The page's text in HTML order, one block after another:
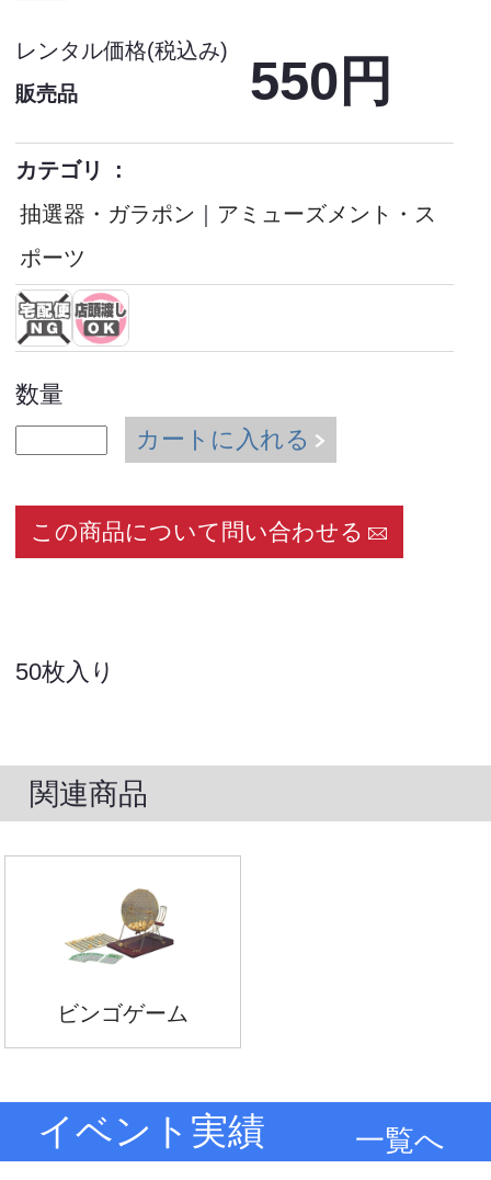
レンタル価格(税込み)
販売品 550円
カテゴリ
抽選器・ガラポン ｜ アミューズメント・ス
ポーツ
数量
カートに入れる
この商品について問い合わせる
50枚入り
関連商品
ビンゴゲーム
イベント実績 一覧へ